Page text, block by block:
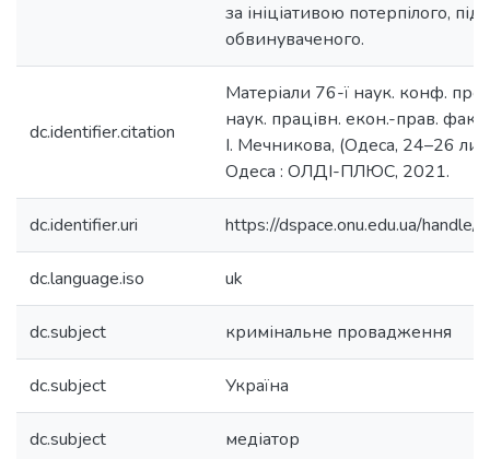
за ініціативою потерпілого,
обвинуваченого.
dc.identifier.citation
Матеріали 76-ї наук. конф.
наук. працівн. екон.-прав.
І. Мечникова, (Одеса, 24–26
Одеса : ОЛДІ-ПЛЮС, 2021.
dc.identifier.uri https://dspace.onu.edu.ua/
dc.language.iso uk
dc.subject кримінальне провадження
dc.subject Україна
dc.subject медіатор